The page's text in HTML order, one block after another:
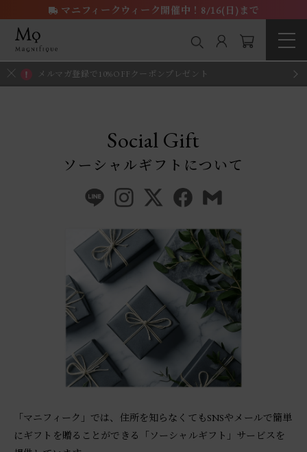
メルマガ登録で10%OFFクーポンプレゼント
マニフィークウィーク開催中！8/16(日)まで
Social Gift
ソーシャルギフトについて
「マニフィーク」では、住所を知らなくてもSNSやメールで簡単
にギフトを贈ることができる「ソーシャルギフト」サービスを